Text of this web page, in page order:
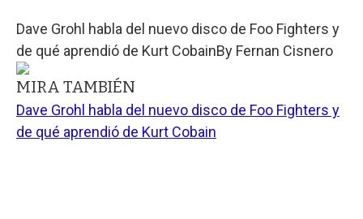
Dave Grohl habla del nuevo disco de Foo Fighters y
de qué aprendió de Kurt CobainBy Fernan Cisnero
MIRA TAMBIÉN
Dave Grohl habla del nuevo disco de Foo Fighters y
de qué aprendió de Kurt Cobain